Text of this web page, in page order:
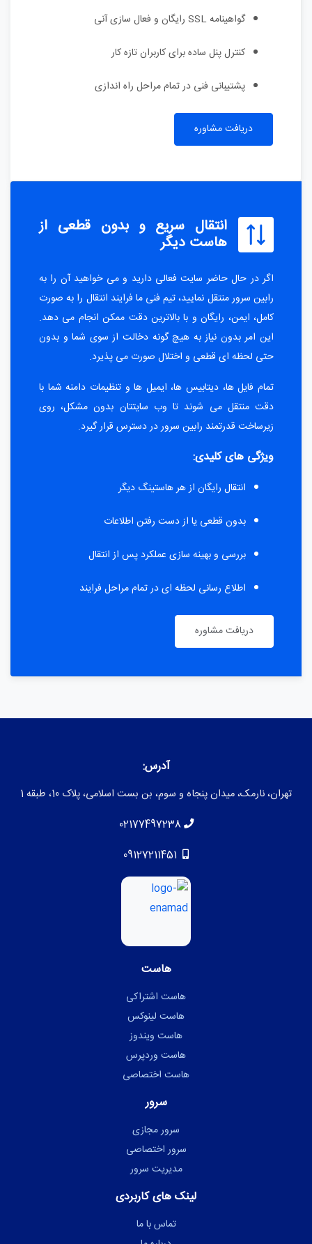
گواهینامه SSL رایگان و فعال سازی آنی
کنترل پنل ساده برای کاربران تازه کار
پشتیبانی فنی در تمام مراحل راه اندازی
دریافت مشاوره
انتقال سریع و بدون قطعی از
هاست دیگر
اگر در حال حاضر سایت فعالی دارید و می خواهید آن را به
رابین سرور منتقل نمایید، تیم فنی ما فرایند انتقال را به صورت
کامل، ایمن، رایگان و با بالاترین دقت ممکن انجام می دهد.
این امر بدون نیاز به هیچ گونه دخالت از سوی شما و بدون
حتی لحظه ای قطعی و اختلال صورت می پذیرد.
تمام فایل ها، دیتابیس ها، ایمیل ها و تنظیمات دامنه شما با
دقت منتقل می شوند تا وب سایتتان بدون مشکل، روی
زیرساخت قدرتمند رابین سرور در دسترس قرار گیرد.
ویژگی های کلیدی:
انتقال رایگان از هر هاستینگ دیگر
بدون قطعی یا از دست رفتن اطلاعات
بررسی و بهینه سازی عملکرد پس از انتقال
اطلاع رسانی لحظه ای در تمام مراحل فرایند
دریافت مشاوره
آدرس:
تهران، نارمک، میدان پنجاه و سوم، بن بست اسلامی، پلاک 10، طبقه 1
02177497238
هاست
هاست اشتراکی
هاست لینوکس
هاست ویندوز
هاست وردپرس
هاست اختصاصی
سرور
سرور مجازی
سرور اختصاصی
مدیریت سرور
لینک های کاربردی
تماس با ما